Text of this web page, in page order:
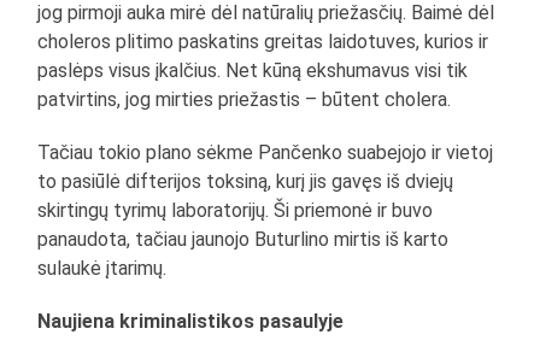
jog pirmoji auka mirė dėl natūralių priežasčių. Baimė dėl
choleros plitimo paskatins greitas laidotuves, kurios ir
paslėps visus įkalčius. Net kūną ekshumavus visi tik
patvirtins, jog mirties priežastis – būtent cholera.
Tačiau tokio plano sėkme Pančenko suabejojo ir vietoj
to pasiūlė difterijos toksiną, kurį jis gavęs iš dviejų
skirtingų tyrimų laboratorijų. Ši priemonė ir buvo
panaudota, tačiau jaunojo Buturlino mirtis iš karto
sulaukė įtarimų.
Naujiena kriminalistikos pasaulyje